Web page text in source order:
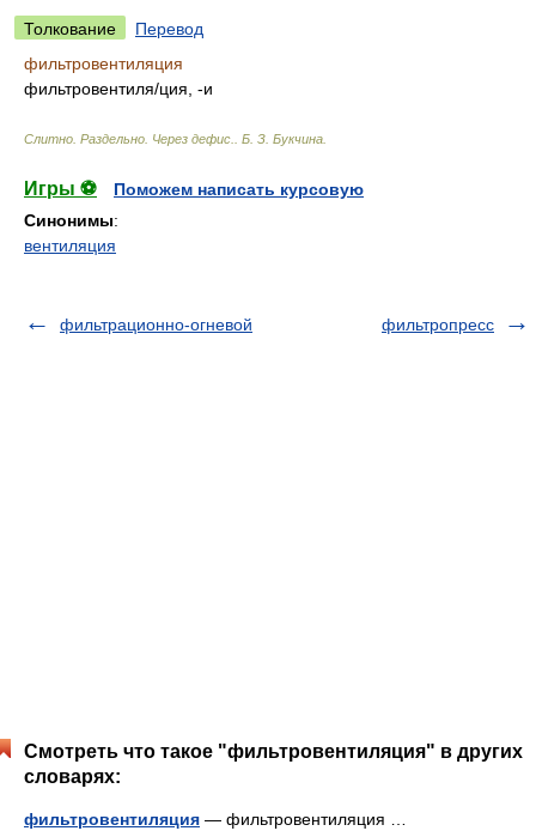
Толкование
Перевод
фильтровентиляция
фильтровентиля/ция, -и
Слитно. Раздельно. Через дефис. Б. З. Букчина
Игры ⚽
Поможем написать курсовую
Синонимы:
вентиляция
фильтрационно-огневой фильтропресс
Смотреть что такое "фильтровентиляция" в других
словарях:
фильтровентиляция — фильтровентиляция …